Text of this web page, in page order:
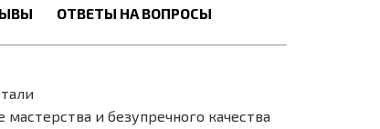
ОТВЕТЫ НА ВОПРОСЫ
и безупречного качества